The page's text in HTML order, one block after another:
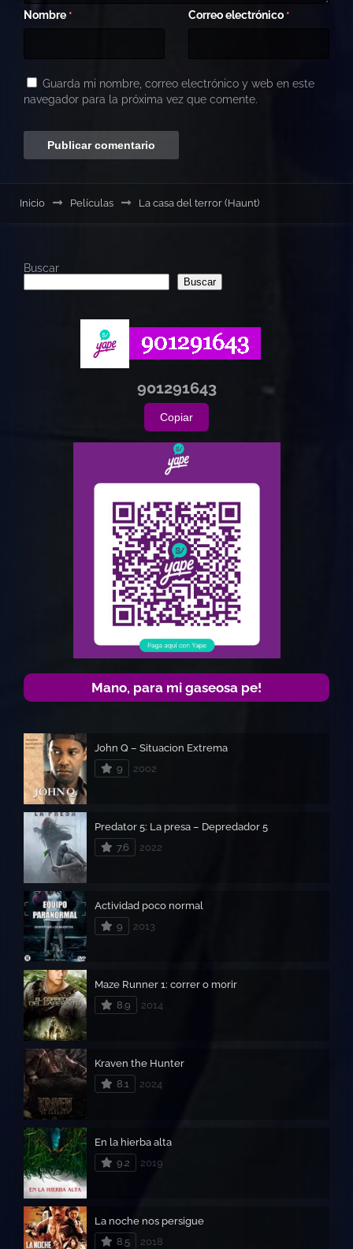
Nombre * Correo electrónico *
Guarda mi nombre, correo electrónico y web en este
navegador para la próxima vez que comente.
Inicio Películas La casa del terror (Haunt)
Buscar
Buscar
901291643
Copiar
Mano, para mi gaseosa pe!
John Q – Situacion Extrema
9
2002
Predator 5: La presa – Depredador 5
7.6
2022
Actividad poco normal
9
2013
Maze Runner 1: correr o morir
8.9
2014
Kraven the Hunter
8.1
2024
En la hierba alta
9.2
2019
La noche nos persigue
8.5
2018